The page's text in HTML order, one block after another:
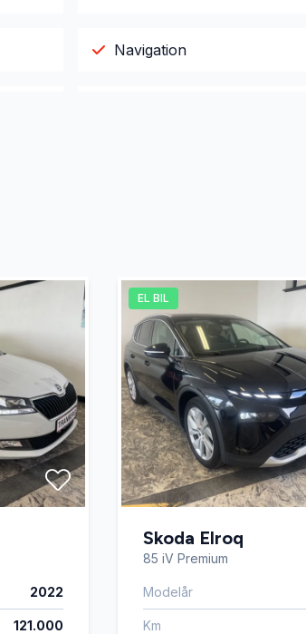
Navigation
2022
121.000
EL BIL
Skoda Elroq
85 iV Premium
Modelår
Km